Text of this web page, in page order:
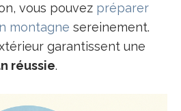
vous pouvez préparer
montagne sereinement.
garantissent une
réussie.